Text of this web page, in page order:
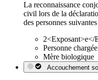
La reconnaissance
civil lors de la
des personnes
2<Exposant>e</
Personne
Mère biologique
Accouchement